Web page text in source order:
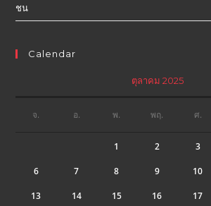
ชน
Calendar
ตุลาคม 2025
จ. อ. พ. พฤ. ศ.
1 2 3
6 7 8 9 10
13 14 15 16 17